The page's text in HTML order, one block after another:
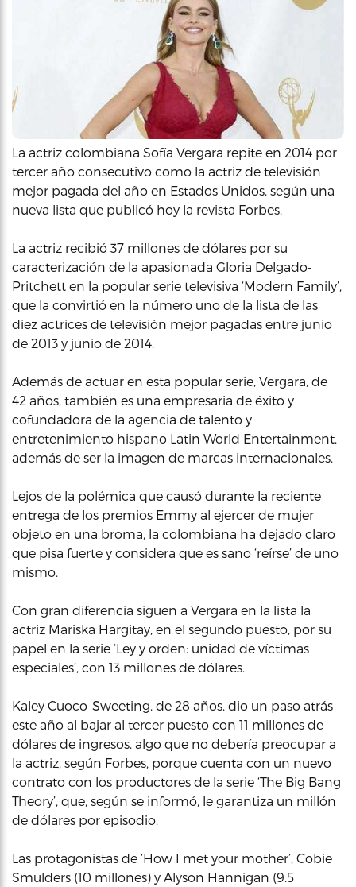
La actriz colombiana Sofía Vergara repite en 2014 por
tercer año consecutivo como la actriz de televisión
mejor pagada del año en Estados Unidos, según una
nueva lista que publicó hoy la revista Forbes.
La actriz recibió 37 millones de dólares por su
caracterización de la apasionada Gloria Delgado-
Pritchett en la popular serie televisiva ‘Modern Family’,
que la convirtió en la número uno de la lista de las
diez actrices de televisión mejor pagadas entre junio
de 2013 y junio de 2014.
Además de actuar en esta popular serie, Vergara, de
42 años, también es una empresaria de éxito y
cofundadora de la agencia de talento y
entretenimiento hispano Latin World Entertainment,
además de ser la imagen de marcas internacionales.
Lejos de la polémica que causó durante la reciente
entrega de los premios Emmy al ejercer de mujer
objeto en una broma, la colombiana ha dejado claro
que pisa fuerte y considera que es sano ‘reírse’ de uno
mismo.
Con gran diferencia siguen a Vergara en la lista la
actriz Mariska Hargitay, en el segundo puesto, por su
papel en la serie ‘Ley y orden: unidad de víctimas
especiales’, con 13 millones de dólares.
Kaley Cuoco-Sweeting, de 28 años, dio un paso atrás
este año al bajar al tercer puesto con 11 millones de
dólares de ingresos, algo que no debería preocupar a
la actriz, según Forbes, porque cuenta con un nuevo
contrato con los productores de la serie ‘The Big Bang
Theory’, que, según se informó, le garantiza un millón
de dólares por episodio.
Las protagonistas de ‘How I met your mother’, Cobie
Smulders (10 millones) y Alyson Hannigan (9.5